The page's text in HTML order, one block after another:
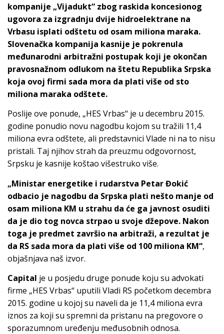
kompanije „Vijadukt“ zbog raskida koncesionog
ugovora za izgradnju dvije hidroelektrane na
Vrbasu isplati odštetu od osam miliona maraka.
Slovenačka kompanija kasnije je pokrenula
međunarodni arbitražni postupak koji je okončan
pravosnažnom odlukom na štetu Republika Srpska
koja ovoj firmi sada mora da plati više od sto
miliona maraka odštete.
Poslije ove ponude, „HES Vrbas“ je u decembru 2015.
godine ponudio novu nagodbu kojom su tražili 11,4
miliona evra odštete, ali predstavnici Vlade ni na to nisu
pristali. Taj njihov strah da preuzmu odgovornost,
Srpsku je kasnije koštao višestruko više.
„Ministar energetike i rudarstva Petar Đokić
odbacio je nagodbu da Srpska plati nešto manje od
osam miliona KM u strahu da će ga javnost osuditi
da je dio tog novca strpao u svoje džepove. Nakon
toga je predmet završio na arbitraži, a rezultat je
da RS sada mora da plati više od 100 miliona KM“,
objašnjava naš izvor.
Capital je u posjedu druge ponude koju su advokati
firme „HES Vrbas“ uputili Vladi RS početkom decembra
2015. godine u kojoj su naveli da je 11,4 miliona evra
iznos za koji su spremni da pristanu na pregovore o
sporazumnom uređenju međusobnih odnosa.